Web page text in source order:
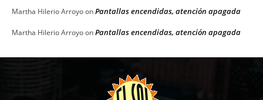
Martha Hilerio ArroyoonPantallas encendidas, atención apagada
Martha Hilerio ArroyoonPantallas encendidas, atención apagada